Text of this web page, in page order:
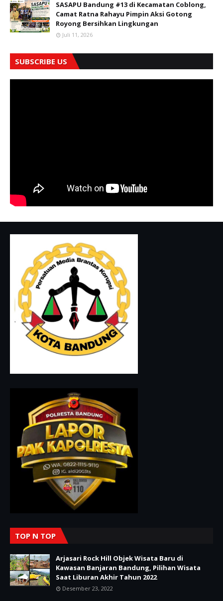
SASAPU Bandung #13 di Kecamatan Coblong,
Camat Ratna Rahayu Pimpin Aksi Gotong
Royong Bersihkan Lingkungan
Juli 11, 2026
SUBSCRIBE US
TOP N TOP
Arjasari Rock Hill Objek Wisata Baru di
Kawasan Banjaran Bandung, Pilihan Wisata
Saat Liburan Akhir Tahun 2022
Desember 23, 2022